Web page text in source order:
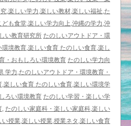
,楽しい学力,楽しい教材,楽しい福祉,た
も食堂,楽しい学力向上,沖縄の学力,沖
い教育研究所 たのしいアウトドア・環
境教育,楽しい食育 たのしい食育,楽し
・おもしろい環境教育 たのしい学力向
学力,たのしいアウトドア・環境教育・
楽しい食育 たのしい食育,楽しい環境学
ろい環境教育 たのしい学習・楽しい学
たのしい家庭科・楽しい家庭科,楽しい
い授業,楽しい授業,授業ネタ,楽しい食育